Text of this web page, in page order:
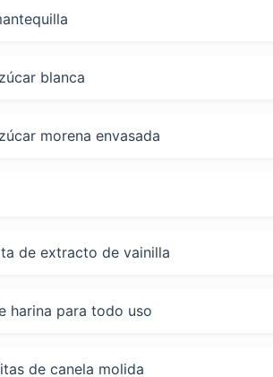
blanca
morena envasada
de extracto de vainilla
harina para todo uso
de canela molida